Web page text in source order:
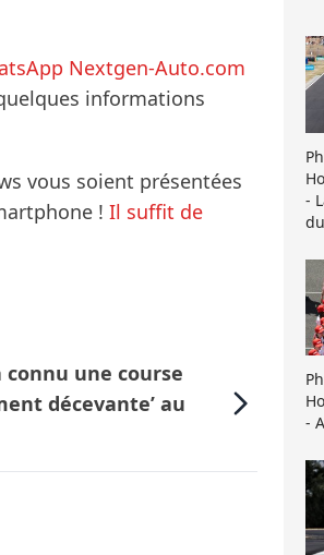
Nextgen-Auto.com
informations
vous soient présentées
! Il suffit de
connu une course
décevante’ au
-
-